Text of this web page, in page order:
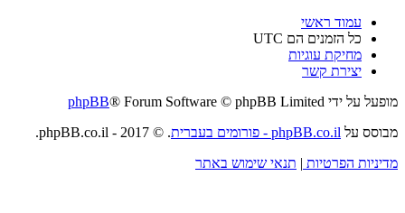
עמוד ראשי
כל הזמנים הם UTC
מחיקת עוגיות
יצירת קשר
מופעל על ידי
phpBB® Forum Software © phpBB Limited
מבוסס על phpBB.co.il - פורומים בעברית
. © 2017 - phpBB.co.il.
מדיניות הפרטיות | תנאי שימוש באתר